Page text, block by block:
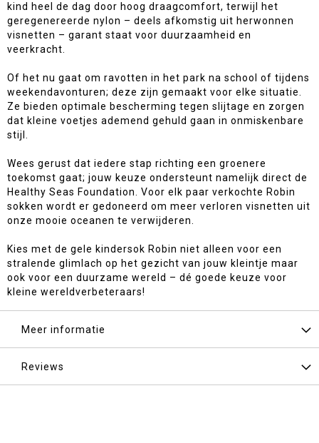
kind heel de dag door hoog draagcomfort, terwijl het
geregenereerde nylon – deels afkomstig uit herwonnen
visnetten – garant staat voor duurzaamheid en
veerkracht.
Of het nu gaat om ravotten in het park na school of tijdens
weekendavonturen; deze zijn gemaakt voor elke situatie.
Ze bieden optimale bescherming tegen slijtage en zorgen
dat kleine voetjes ademend gehuld gaan in onmiskenbare
stijl.
Wees gerust dat iedere stap richting een groenere
toekomst gaat; jouw keuze ondersteunt namelijk direct de
Healthy Seas Foundation. Voor elk paar verkochte Robin
sokken wordt er gedoneerd om meer verloren visnetten uit
onze mooie oceanen te verwijderen.
Kies met de gele kindersok Robin niet alleen voor een
stralende glimlach op het gezicht van jouw kleintje maar
ook voor een duurzame wereld – dé goede keuze voor
kleine wereldverbeteraars!
Meer informatie
Reviews